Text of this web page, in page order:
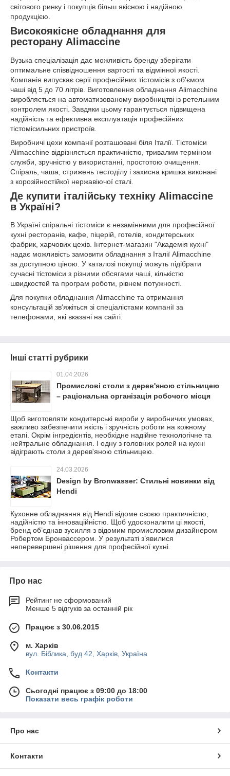
світового ринку і покупців більш якісною і надійною
продукцією.
Високоякісне обладнання для
ресторану Alimaccine
Вузька спеціалізація дає можливість бренду зберігати
оптимальне співвідношення вартості та відмінної якості.
Компанія випускає серії професійних тістомісів з об'ємом
чаші від 5 до 70 літрів. Виготовлення обладнання Alimacchine
виробляється на автоматизованому виробництві із ретельним
контролем якості. Завдяки цьому гарантується підвищена
надійність та ефективна експлуатація професійних
тістомісильних пристроїв.
Виробничі цехи компанії розташовані біля Італії. Тістоміси
Alimacchine відрізняється практичністю, тривалим терміном
служби, зручністю у використанні, простотою очищення.
Спіраль, чаша, стрижень тестоділу і захисна кришка виконані
з корозійностійкої нержавіючої сталі.
Де купити італійську техніку Alimaccine
в Україні?
В Україні спіральні тістоміси є незамінними для професійної
кухні ресторанів, кафе, піцерій, готелів, кондитерських
фабрик, харчових цехів. Інтернет-магазин "Академія кухні"
надає можливість замовити обладнання з Італії Alimacchine
за доступною ціною. У каталозі покупці можуть підібрати
сучасні тістоміси з різними обсягами чаші, кількістю
швидкостей та програм роботи, рівнем потужності.
Для покупки обладнання Alimacchine та отримання
консультацій зв'яжіться зі спеціалістами компанії за
телефонами, які вказані на сайті.
Інші статті рубрики
01.04.2026
Промислові столи з дерев'яною стільницею
– раціональна організація робочого місця
Щоб виготовляти кондитерські вироби у виробничих умовах,
важливо забезпечити якість і зручність роботи на кожному
етапі. Окрім інгредієнтів, необхідне надійне технологічне та
нейтральне обладнання. І одну з головних ролей на кухні
відіграють столи з дерев'яною стільницею.
24.03.2026
Design by Bronwasser: Стильні новинки від
Hendi
Кухонне обладнання від Hendi відоме своєю практичністю,
надійністю та інноваційністю. Щоб удосконалити ці якості,
бренд об’єднав зусилля з відомим промисловим дизайнером
Робертом Бронвассером. У результаті з’явилися
неперевершені рішення для професійної кухні.
Про нас
Рейтинг не сформований
Менше 5 відгуків за останній рік
Працює з 30.06.2015
м. Харків
вул. Біблика, буд 42, Харків, Україна
Контакти
Сьогодні працює з 09:00 до 18:00
Показати весь графік роботи
Про нас
Контакти